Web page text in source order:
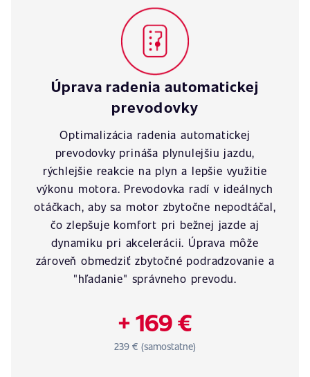
Úprava radenia automatickej
prevodovky
Optimalizácia radenia automatickej
prevodovky prináša plynulejšiu jazdu,
rýchlejšie reakcie na plyn a lepšie využitie
výkonu motora. Prevodovka radí v ideálnych
otáčkach, aby sa motor zbytočne nepodtáčal,
čo zlepšuje komfort pri bežnej jazde aj
dynamiku pri akcelerácii. Úprava môže
zároveň obmedziť zbytočné podradzovanie a
"hľadanie" správneho prevodu.
+ 169 €
239 € (samostatne)